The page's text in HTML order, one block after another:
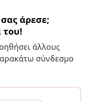
άρεσε;
του!
άλλους
σύνδεσμο